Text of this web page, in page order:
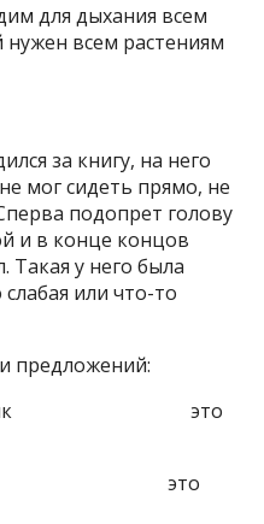
для дыхания всем
всем растениям
за книгу, на него
мог сидеть прямо, не
подопрет голову
и в конце концов
Такая у него была
слабая или что-то
предложений:
волк это
это